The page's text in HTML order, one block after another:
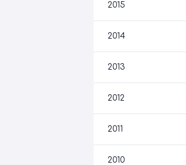
2015
2014
2013
2012
2011
2010